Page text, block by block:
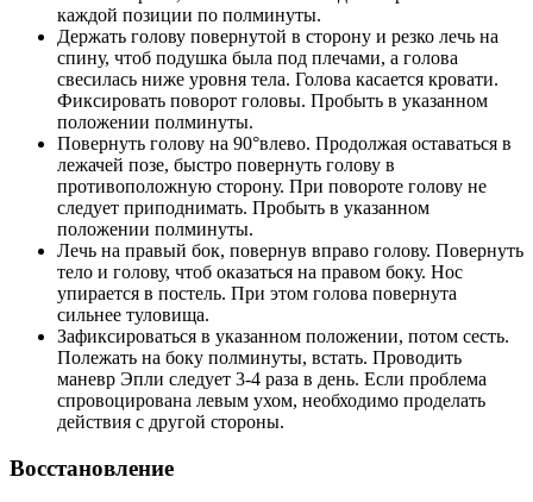
каждой позиции по полминуты.
Держать голову повернутой в сторону и резко лечь на
спину, чтоб подушка была под плечами, а голова
свесилась ниже уровня тела. Голова касается кровати.
Фиксировать поворот головы. Пробыть в указанном
положении полминуты.
Повернуть голову на 90°влево. Продолжая оставаться в
лежачей позе, быстро повернуть голову в
противоположную сторону. При повороте голову не
следует приподнимать. Пробыть в указанном
положении полминуты.
Лечь на правый бок, повернув вправо голову. Повернуть
тело и голову, чтоб оказаться на правом боку. Нос
упирается в постель. При этом голова повернута
сильнее туловища.
Зафиксироваться в указанном положении, потом сесть.
Полежать на боку полминуты, встать. Проводить
маневр Эпли следует 3-4 раза в день. Если проблема
спровоцирована левым ухом, необходимо проделать
действия с другой стороны.
Восстановление